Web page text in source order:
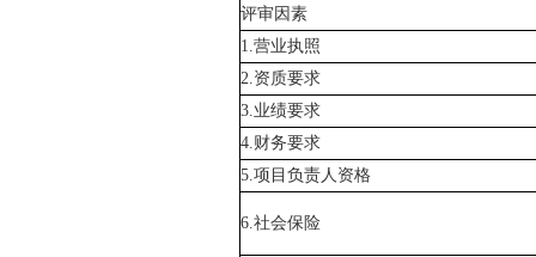
评审因素
1.营业执照
2.资质要求
3.业绩要求
4.财务要求
5.项目负责人资格
6.社会保险